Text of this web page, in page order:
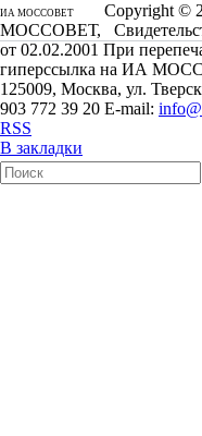
ИА МОССОВЕТ
Copyright ©
МОССОВЕТ,
от 02.02.2001 При
гиперссылка на ИА
125009, Москва, ул.
903 772 39 20 E-mail:
RSS
В закладки